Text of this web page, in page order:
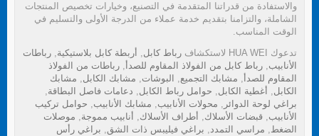
والاستفادة من قدراتنا المتقدمة في التصنيع، وخيارات تخصيص المنتجات
الشاملة، والتزامنا بتقديم خدمة عملاء من الدرجة الأولى والتسليم في
الوقت المناسب.
تدعوك HUA WEI لاستكشاف
رباط كابل , أربطة كابل بلاستيكية, رباطات
الأنابيب, رباط كابل من الفولاذ المقاوم للصدأ, رباطات من الفولاذ
المقاوم للصدأ, مشابك التجميع, البوشات, مشابك الكابل , مشابك
الكابل , أغطية الكابل , حوامل رباط الكابل , دعامات فاصل البطاقة,
براغي لوحة الدوائر, محولات الأنابيب, مشابك الأنابيب, حوامل تركيب
الأنابيب, قبضات الأسلاك, أطراف الأسلاك, أنابيب مموجة, موصلات
الضغط, مراسي التمدد, براغي فيليبس ذات الشق , براغي رأس